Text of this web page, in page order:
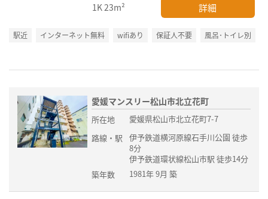
1K23m² 詳細
駅近 インターネット無料 wifiあり 保証人不要 風呂･トイレ別
愛媛マンスリー松山市北立花町
所在地
愛媛県松山市北立花町7-7
路線・駅
伊予鉄道横河原線石手川公園 徒歩
8分
伊予鉄道環状線松山市駅 徒歩14分
築年数
1981年 9月 築